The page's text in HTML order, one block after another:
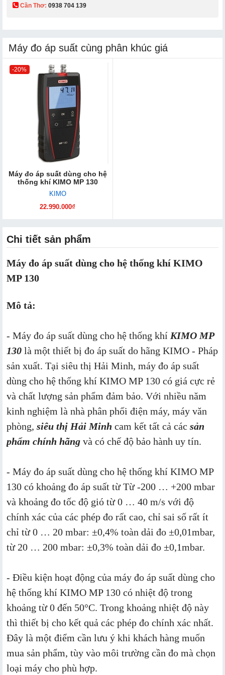
Cần Thơ: 0938 704 139​
Máy đo áp suất cùng phân khúc giá
-20%
Máy đo áp suất dùng cho hệ
thống khí KIMO MP 130
KIMO
22.990.000₫
Chi tiết sản phẩm
Máy đo áp suất dùng cho hệ thống khí KIMO
MP 130
Mô tả:
- Máy đo áp suất dùng cho hệ thống khí KIMO MP
130 là một thiết bị đo áp suất do hãng KIMO - Pháp
sản xuất. Tại siêu thị Hải Minh, máy đo áp suất
dùng cho hệ thống khí KIMO MP 130 có giá cực rẻ
và chất lượng sản phẩm đảm bảo. Với nhiều năm
kinh nghiệm là nhà phân phối điện máy, máy văn
phòng, siêu thị Hải Minh cam kết tất cả các sản
phẩm chính hãng và có chế độ bảo hành uy tín.
- Máy đo áp suất dùng cho hệ thống khí KIMO MP
130 có khoảng đo áp suất từ Từ -200 … +200 mbar
và khoảng đo tốc độ gió từ 0 … 40 m/s với độ
chính xác của các phép đo rất cao, chỉ sai số rất ít
chỉ từ 0 … 20 mbar: ±0,4% toàn dải đo ±0,01mbar,
từ 20 … 200 mbar: ±0,3% toàn dải đo ±0,1mbar.
- Điều kiện hoạt động của máy đo áp suất dùng cho
hệ thống khí KIMO MP 130 có nhiệt độ trong
khoảng từ 0 đến 50°C. Trong khoảng nhiệt độ này
thì thiết bị cho kết quả các phép đo chính xác nhất.
Đây là một điểm cần lưu ý khi khách hàng muốn
mua sản phẩm, tùy vào môi trường cần đo mà chọn
loại máy cho phù hợp.